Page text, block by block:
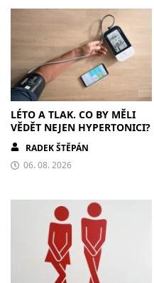
LÉTO A TLAK. CO BY MĚLI
VĚDĚT NEJEN HYPERTONICI?
RADEK ŠTĚPÁN
06. 08. 2026